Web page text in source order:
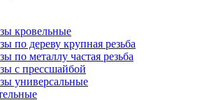
кровельные
по дереву крупная резьба
по металлу частая резьба
с прессшайбой
универсальные